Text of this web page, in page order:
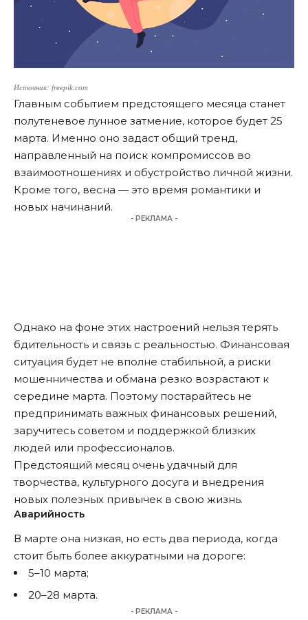
Источник: freepik.com
Главным событием предстоящего месяца станет
полутеневое лунное затмение, которое будет 25
марта. Именно оно задаст общий тренд,
направленный на поиск компромиссов во
взаимоотношениях и обустройство личной жизни.
Кроме того, весна — это время романтики и
новых начинаний.
- РЕКЛАМА -
Однако на фоне этих настроений нельзя терять
бдительность и связь с реальностью. Финансовая
ситуация будет не вполне стабильной, а риски
мошенничества и обмана резко возрастают к
середине марта. Поэтому постарайтесь не
предпринимать важных финансовых решений,
заручитесь советом и поддержкой близких
людей или профессионалов.
Предстоящий месяц очень удачный для
творчества, культурного досуга и внедрения
новых полезных привычек в свою жизнь.
Аварийность
В марте она низкая, но есть два периода, когда
стоит быть более аккуратными на дороге:
5–10 марта;
20–28 марта.
- РЕКЛАМА -